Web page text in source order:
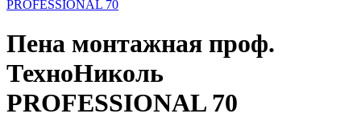
Пена монтажная проф.
ТехноНиколь
PROFESSIONAL 70